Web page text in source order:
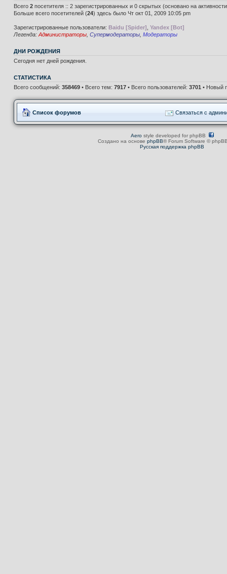
Всего 2 посетителя :: 2 зарегистрированных и 0 скрытых (основано на
Больше всего посетителей (24) здесь было Чт окт 01, 2009 10:05 pm
Зарегистрированные пользователи: Baidu [Spider] Yandex [Bot]
Легенда: Администраторы Супермодераторы Модераторы
ДНИ РОЖДЕНИЯ
Сегодня нет дней рождения.
СТАТИСТИКА
Всего сообщений: 358469 • Всего тем: 7917 • Всего пользователей: 3701 • Новый
Список форумов Связаться с
Aerostyle developed for phpBB
Создано на основе phpBB® Forum Software ©
Русская поддержка phpBB